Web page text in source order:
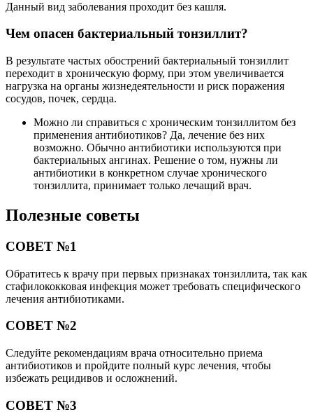
Данный вид заболевания проходит без кашля.
Чем опасен бактериальный тонзиллит?
В результате частых обострений бактериальный тонзиллит
переходит в хроническую форму, при этом увеличивается
нагрузка на органы жизнедеятельности и риск поражения
сосудов, почек, сердца.
Можно ли справиться с хроническим тонзиллитом без
применения антибиотиков? Да, лечение без них
возможно. Обычно антибиотики используются при
бактериальных ангинах. Решение о том, нужны ли
антибиотики в конкретном случае хронического
тонзиллита, принимает только лечащий врач.
Полезные советы
СОВЕТ №1
Обратитесь к врачу при первых признаках тонзиллита, так как
стафилококковая инфекция может требовать специфического
лечения антибиотиками.
СОВЕТ №2
Следуйте рекомендациям врача относительно приема
антибиотиков и пройдите полный курс лечения, чтобы
избежать рецидивов и осложнений.
СОВЕТ №3